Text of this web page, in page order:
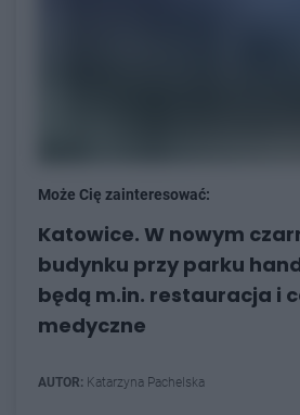
Może Cię zainteresować:
Katowice. W nowym
budynku przy parku
będą m.in. restauracja i
medyczne
AUTOR: Katarzyna Pachelska